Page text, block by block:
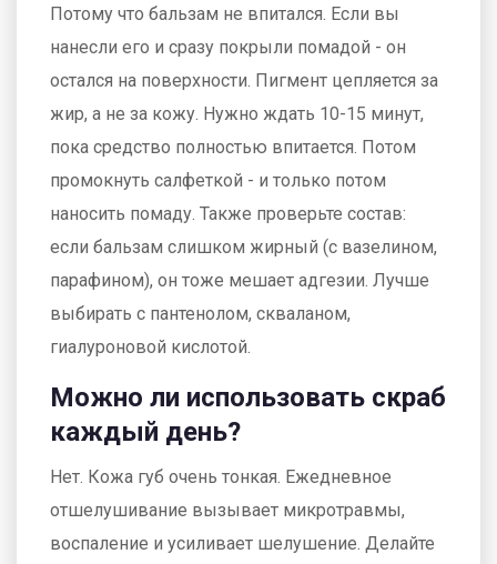
Потому что бальзам не впитался. Если вы
нанесли его и сразу покрыли помадой - он
остался на поверхности. Пигмент цепляется за
жир, а не за кожу. Нужно ждать 10-15 минут,
пока средство полностью впитается. Потом
промокнуть салфеткой - и только потом
наносить помаду. Также проверьте состав:
если бальзам слишком жирный (с вазелином,
парафином), он тоже мешает адгезии. Лучше
выбирать с пантенолом, скваланом,
гиалуроновой кислотой.
Можно ли использовать скраб
каждый день?
Нет. Кожа губ очень тонкая. Ежедневное
отшелушивание вызывает микротравмы,
воспаление и усиливает шелушение. Делайте